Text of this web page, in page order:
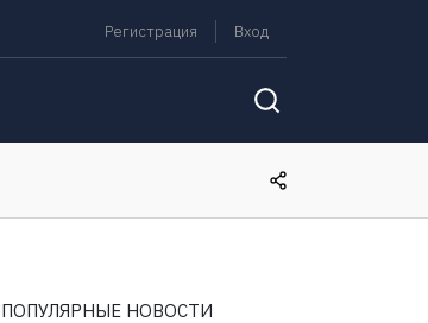
Регистрация Вход
ПОПУЛЯРНЫЕ НОВОСТИ